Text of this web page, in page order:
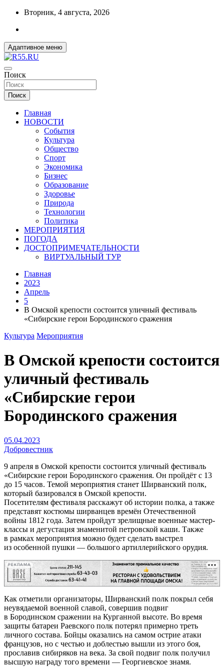
Перейти
содержимому
Вторник, 4 августа, 2026
Адаптивное меню
R55.RU
ДОБРЫЕ ВЕСТИ ИЗ ОМСКА
Поиск
Поиск
Главная
НОВОСТИ
События
Культура
Общество
Спорт
Экономика
Бизнес
Образование
Здоровье
Природа
Технологии
Политика
МЕРОПРИЯТИЯ
ПОГОДА
ДОСТОПРИМЕЧАТЕЛЬНОСТИ
ВИРТУАЛЬНЫЙ ТУР
Главная
2023
Апрель
5
В Омской крепости состоится уличный фестиваль
«Сибирские герои Бородинского сражения
Культура Мероприятия
В Омской крепости состоится
уличный фестиваль
«Сибирские герои
Бородинского сражения
05.04.2023
Добровестник
9 апреля в Омской крепости состоится уличный фестиваль
«Сибирские герои Бородинского сражения. Он пройдёт с 13
до 15 часов. Темой мероприятия станет Ширванский полк,
который базировался в Омской крепости.
Посетителям фестиваля расскажут об истории полка, а также
представят костюмы ширванцев времён Отечественной
войны 1812 года. Затем пройдут зрелищные военные мастер-
классы и дегустация знаменитой петровской каши. Также
в рамках мероприятия можно будет сделать выстрел
из особенной пушки — большого артиллерийского орудия.
РЕКЛАМА
Как отметили организаторы, Ширванский полк покрыл себя
неувядаемой военной славой, совершив подвиг
в Бородинском сражении на Курганной высоте. Во время
защиты батареи Раевского полк потерял примерно треть
личного состава. Бойцы оказались на самом острие атаки
французов, но с честью и доблестью вышли из этого боя,
прославив сибиряков на века. За свой подвиг полк получил
высшую награду того времени — Георгиевское знамя.